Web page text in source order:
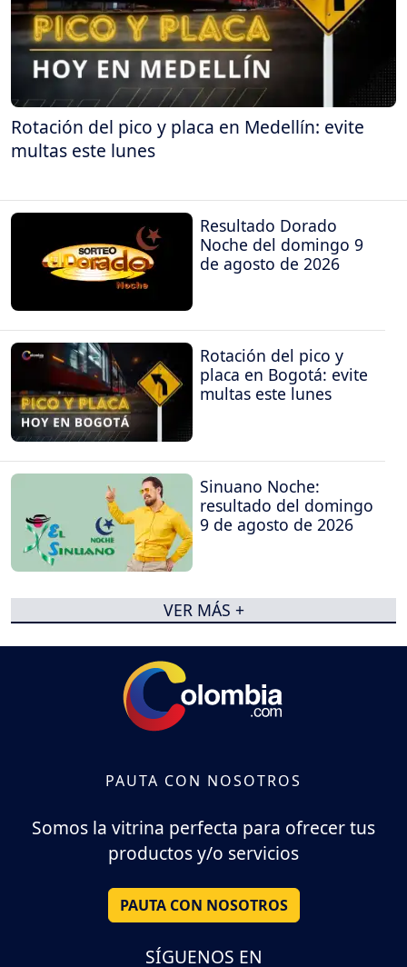
Rotación del pico y placa en Medellín: evite
multas este lunes
Resultado Dorado
Noche del domingo 9
de agosto de 2026
Rotación del pico y
placa en Bogotá: evite
multas este lunes
Sinuano Noche:
resultado del domingo
9 de agosto de 2026
VER MÁS +
PAUTA CON NOSOTROS
Somos la vitrina perfecta para ofrecer tus
productos y/o servicios
PAUTA CON NOSOTROS
SÍGUENOS EN